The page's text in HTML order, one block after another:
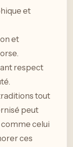
et
et
respect
tout
peut
celui
ces